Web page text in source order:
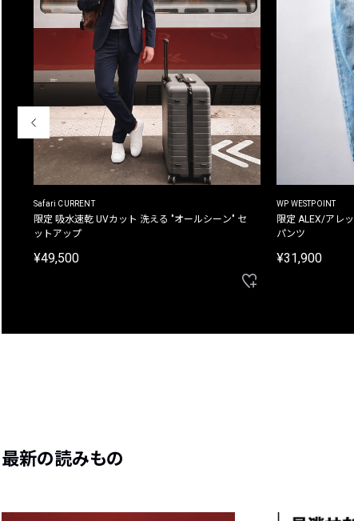
Safari CURRENT
限定 吸水速乾 UVカット 洗える "オールシーン" セ
ットアップ
¥49,500
WP WESTPOINT
限定 ALEX/アレ
パンツ
¥31,900
最新の読みもの